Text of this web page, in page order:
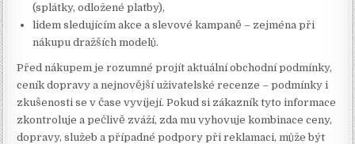
(splátky, odložené platby),
lidem sledujícím akce a slevové kampaně – zejména při
nákupu dražších modelů.
Před nákupem je rozumné projít aktuální obchodní podmínky,
ceník dopravy a nejnovější uživatelské recenze – podmínky i
zkušenosti se v čase vyvíjejí. Pokud si zákazník tyto informace
zkontroluje a pečlivě zváží, zda mu vyhovuje kombinace ceny,
dopravy, služeb a případné podpory při reklamaci, může být